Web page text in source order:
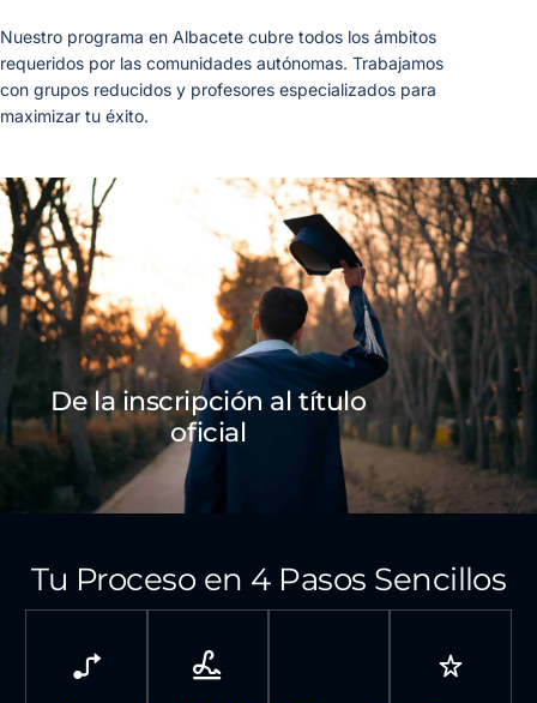
Nuestro programa en Albacete cubre todos los ámbitos
requeridos por las comunidades autónomas. Trabajamos
con grupos reducidos y profesores especializados para
maximizar tu éxito.
De la inscripción al título
oficial
Tu Proceso en 4 Pasos Sencillos